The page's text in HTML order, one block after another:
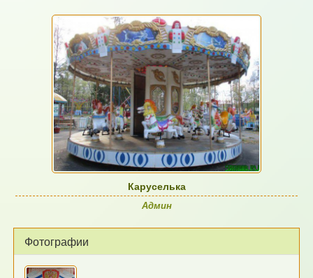
Каруселька
Админ
Фотографии